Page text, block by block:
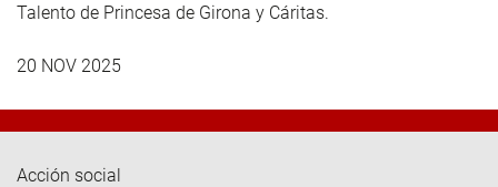
Talento de Princesa de Girona y Cáritas.
20 NOV 2025
Acción social